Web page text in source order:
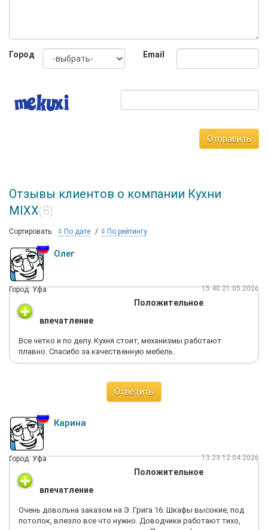
Город Email
Отправить
Отзывы клиентов о компании Кухни
MIXX(8)
Сортировать: По дате По рейтингу
Олег
Город: Уфа 15:40 21.05.2026
Положительное
впечатление
Все четко и по делу. Кухня стоит, механизмы работают
плавно. Спасибо за качественную мебель.
Ответить
Карина
Город: Уфа 13:23 12.04.2026
Положительное
впечатление
Очень довольна заказом на Э. Грига 16. Шкафы высокие, под
потолок, влезло все что нужно. Доводчики работают тихо,